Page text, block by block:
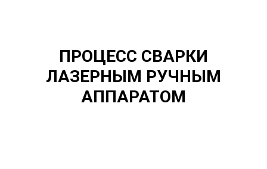
ПРОЦЕСС СВАРКИ
ЛАЗЕРНЫМ РУЧНЫМ
АППАРАТОМ